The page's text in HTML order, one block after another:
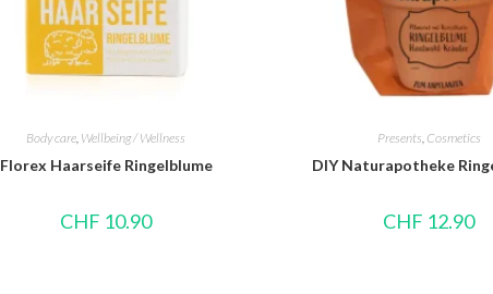
Body care Wellbeing / Wellness
Florex Haarseife Ringelblume
CHF 10.90
Presents Cosmetics
DIY Naturapotheke
CHF 12.90